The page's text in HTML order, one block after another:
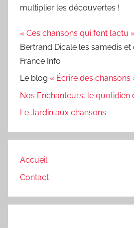
multiplier les découvertes !
« Ces chansons qui font l’actu
Bertrand Dicale les samedis
France Info
Le blog « Écrire des chansons
Nos Enchanteurs, le quotidien
Le Jardin aux chansons
Accueil
Contact